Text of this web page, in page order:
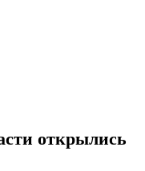
открылись